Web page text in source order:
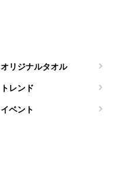
オリジナルタオル
トレンド
イベント